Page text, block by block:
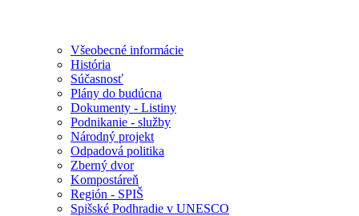
Všeobecné informácie
História
Súčasnosť
Plány do budúcna
Dokumenty - Listiny
Podnikanie - služby
Národný projekt
Odpadová politika
Zberný dvor
Kompostáreň
Región - SPIŠ
Spišské Podhradie v UNESCO